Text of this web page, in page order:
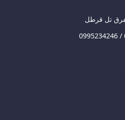
تل قرطل
0995234246 /